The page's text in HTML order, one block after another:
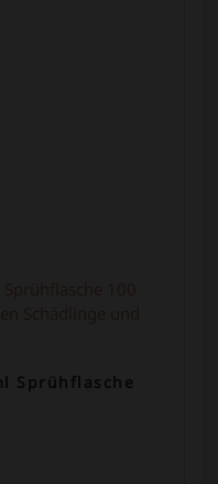
Sprühflasche